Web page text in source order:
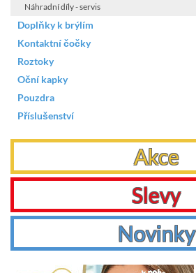
Náhradní díly - servis
Doplňky k brýlím
Kontaktní čočky
Roztoky
Oční kapky
Pouzdra
Příslušenství
Akce
Slevy
Novinky